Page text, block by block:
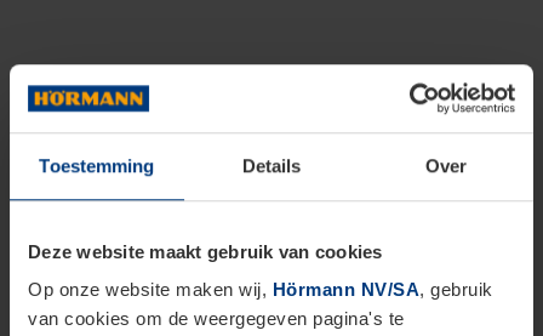
Toestemming Details Over
Deze website maakt gebruik van cookies
Op onze website maken wij, Hörmann NV/SA, gebruik
van cookies om de weergegeven pagina's te